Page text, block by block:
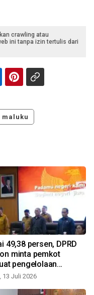
crawling atau
ini tanpa izin tertulis dari
49,38 persen, DPRD
minta pemkot
pengelolaan
daerah
13 Juli 2026